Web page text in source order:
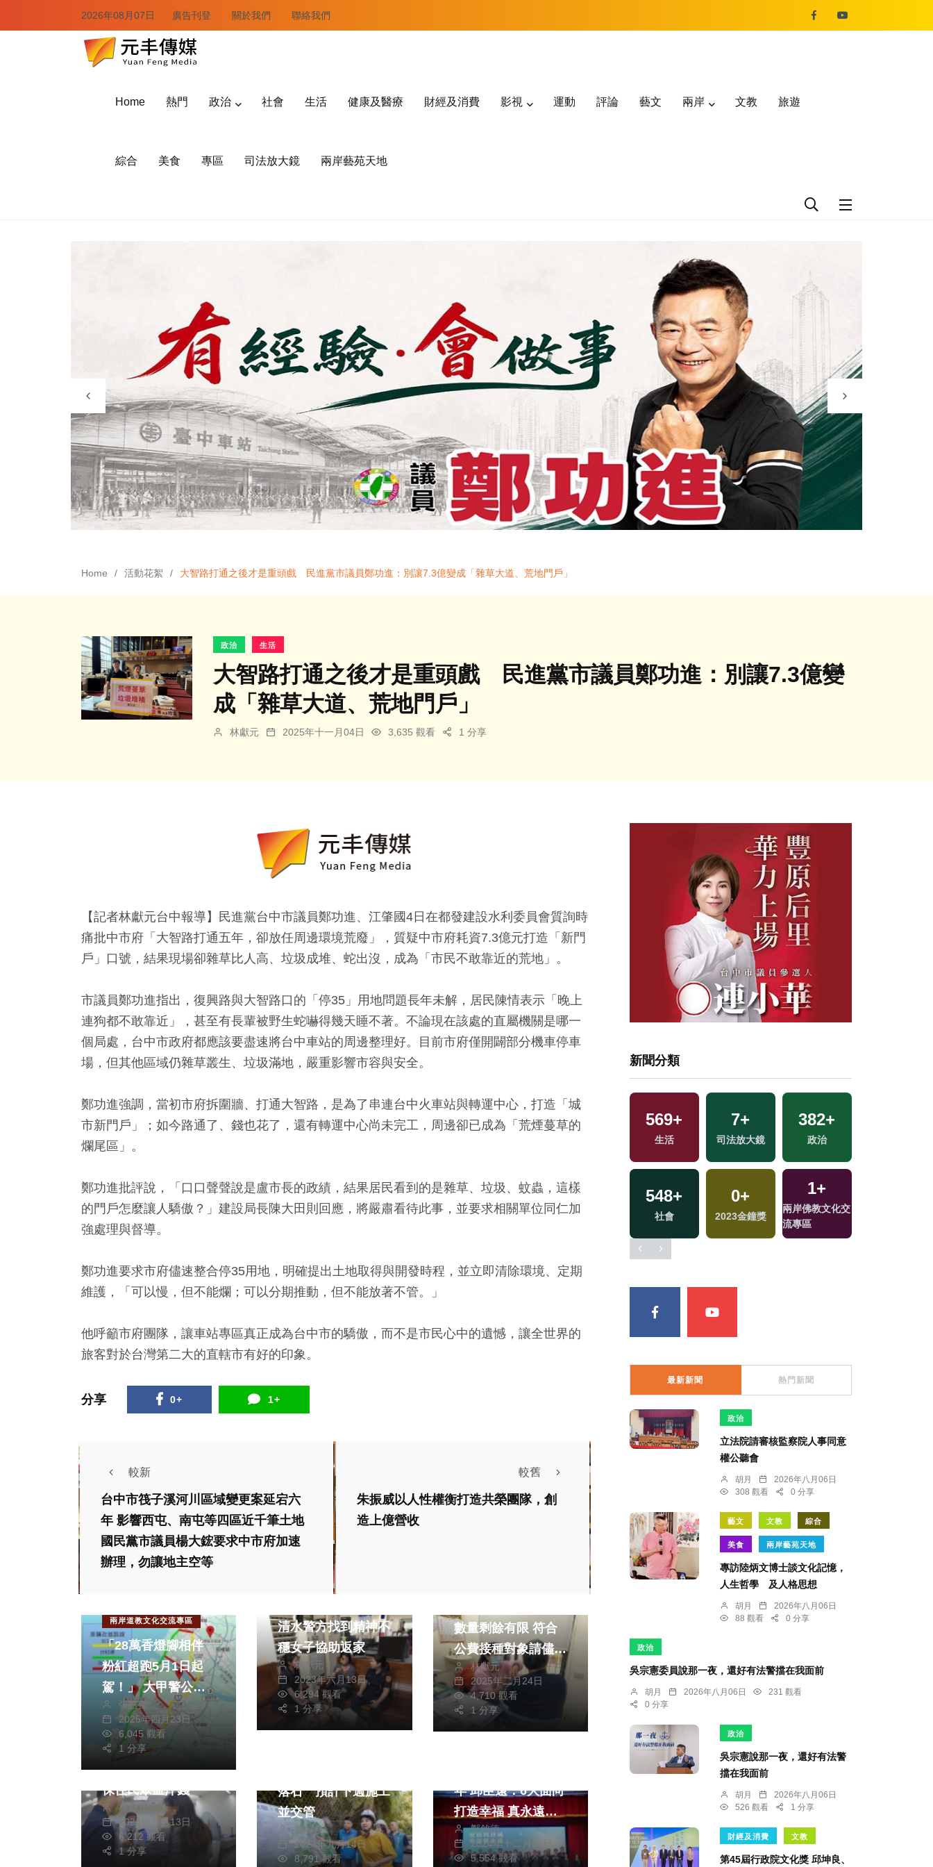
2026年08月07日 廣告刊登 關於我們 聯絡我們
Home 熱門 政治 社會 生活 健康及醫療 財經及消費 影視 運動 評論 藝文 兩岸 文教 旅遊
綜合 美食 專區 司法放大鏡 兩岸藝苑天地
Home 活動花絮 大智路打通之後才是重頭戲 民進黨市議員鄭功進：別讓7.3億變成「雜草大道、荒地門戶」
政治 生活
大智路打通之後才是重頭戲 民進黨市議員鄭功進：別讓7.3億變
成「雜草大道、荒地門戶」
林獻元 2025年十一月04日 3,635 觀看 1 分享
【記者林獻元台中報導】民進黨台中市議員鄭功進、江肇國4日在都發建設水利委員會質詢時
痛批中市府「大智路打通五年，卻放任周邊環境荒廢」，質疑中市府耗資7.3億元打造「新門
戶」口號，結果現場卻雜草比人高、垃圾成堆、蛇出沒，成為「市民不敢靠近的荒地」。
市議員鄭功進指出，復興路與大智路口的「停35」用地問題長年未解，居民陳情表示「晚上
連狗都不敢靠近」，甚至有長輩被野生蛇嚇得幾天睡不著。不論現在該處的直屬機關是哪一
個局處，台中市政府都應該要盡速將台中車站的周邊整理好。目前市府僅開闢部分機車停車
場，但其他區域仍雜草叢生、垃圾滿地，嚴重影響市容與安全。
鄭功進強調，當初市府拆圍牆、打通大智路，是為了串連台中火車站與轉運中心，打造「城
市新門戶」；如今路通了、錢也花了，還有轉運中心尚未完工，周邊卻已成為「荒煙蔓草的
爛尾區」。
鄭功進批評說，「口口聲聲說是盧市長的政績，結果居民看到的是雜草、垃圾、蚊蟲，這樣
的門戶怎麼讓人驕傲？」建設局長陳大田則回應，將嚴肅看待此事，並要求相關單位同仁加
強處理與督導。
鄭功進要求市府儘速整合停35用地，明確提出土地取得與開發時程，並立即清除環境、定期
維護，「可以慢，但不能爛；可以分期推動，但不能放著不管。」
他呼籲市府團隊，讓車站專區真正成為台中市的驕傲，而不是市民心中的遺憾，讓全世界的
旅客對於台灣第二大的直轄市有好的印象。
分享 0+ 1+
較新
台中市筏子溪河川區域變更案延宕六
年 影響西屯、南屯等四區近千筆土地
國民黨市議員楊大鋐要求中市府加速
辦理，勿讓地主空等
較舊
朱振威以人性權衡打造共榮團隊，創
造上億營收
兩岸道教文化交流專區
「28萬香燈腳相伴
粉紅超跑5月1日起
駕！」 大甲警公布
交通疏導措施並呼籲
民眾使用替代道路
張皓傑
2025年四月23日
6,045 觀看
1 分享
清水警方找到精神不
穩女子協助返家
林獻元
2023年六月13日
6,294 觀看
1 分享
數量剩餘有限 符合
公費接種對象請儘快
接種林獻元
2025年二月24日
4,710 觀看
1 分享
社會
被騙260萬再騙200
萬 霧峰警強力阻詐
保住民眾血汗錢
林獻元
2024年八月13日
6,212 觀看
1 分享
落石 預計下週施工
並交管
陳朝枝
2023年九月14日
8,791 觀看
年 邱臣遠：6大面向
打造幸福 真永遠的
安居科技城
鄭銘德
2024年十二月24日
5,554 觀看
新聞分類
+
影視
235+
276+
綜合
4+
演唱會
174 + 6+ 11+ 0+
164+
旅遊
5 +
海峽論壇專區
569+
生活
7+
司法放大鏡
382+
政治
548+
社會
0+
2023金鐘獎
1+
兩岸佛教文化交
流專區
最新新聞 熱門新聞
政治
立法院請審核監察院人事同意
權公聽會
胡月
2026年八月06日
308 觀看
0 分享
藝文 文教 綜合
美食 兩岸藝苑天地
專訪陸炳文博士談文化記憶，
人生哲學 及人格思想
胡月
2026年八月06日
88 觀看
0 分享
政治
吳宗憲委員說那一夜，還好有法警擋在我面前
胡月 2026年八月06日
231 觀看
0 分享
政治
吳宗憲說那一夜，還好有法警
擋在我面前
胡月
2026年八月06日
526 觀看
1 分享
財經及消費 文教
第45屆行政院文化獎 邱坤良、